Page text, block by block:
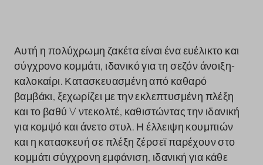
Αυτή η πολύχρωμη ζακέτα είναι ένα ευέλικτο και
σύγχρονο κομμάτι, ιδανικό για τη σεζόν άνοιξη-
καλοκαίρι. Κατασκευασμένη από καθαρό
βαμβάκι, ξεχωρίζει με την εκλεπτυσμένη πλέξη
και το βαθύ V ντεκολτέ, καθιστώντας την ιδανική
για κομψό και άνετο στυλ. Η έλλειψη κουμπιών
και η κατασκευή σε πλέξη ζέρσεϊ παρέχουν στο
κομμάτι σύγχρονη εμφάνιση, ιδανική για κάθε